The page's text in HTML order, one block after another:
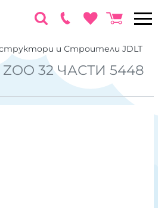
и Строители JDLT
32 ЧАСТИ 5448